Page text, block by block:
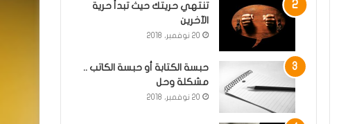
تنتهي حريتك حيث تبدأ حرية
الآخرين
20 نوفمبر، 2018
حبسة الكتابة أو حبسة الكاتب ..
مشكلة وحل
20 نوفمبر، 2018